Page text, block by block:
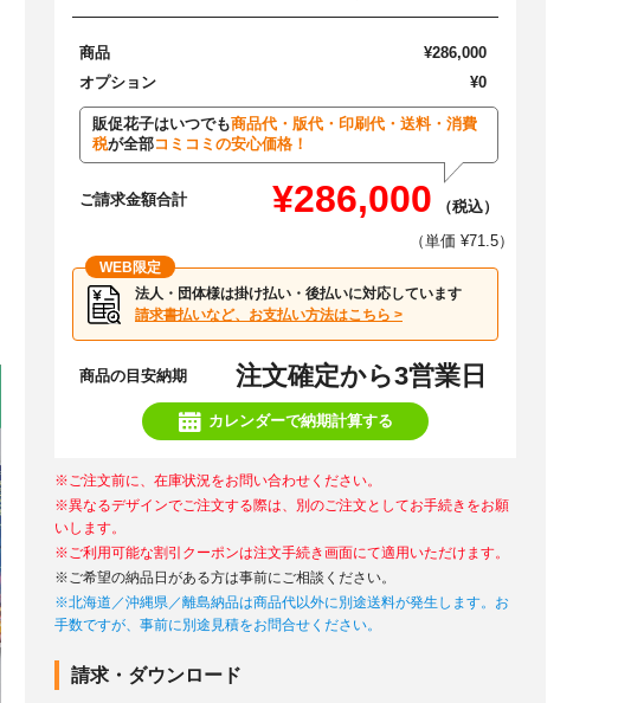
商品
¥286,000
オプション
¥0
販促花子はいつでも商品代・版代・印刷代・送料・消費
税が全部コミコミの安心価格！
ご請求金額合計 ¥286,000
（税込）
（単価 ¥71.5）
WEB限定
法人・団体様は掛け払い・後払いに対応しています
請求書払いなど、お支払い方法はこちら >
商品の目安納期 注文確定から3営業日
カレンダーで納期計算する
※ご注文前に、在庫状況をお問い合わせください。
※異なるデザインでご注文する際は、別のご注文としてお手続きをお願
いします。
※ご利用可能な割引クーポンは注文手続き画面にて適用いただけます。
※ご希望の納品日がある方は事前にご相談ください。
※北海道／沖縄県／離島納品は商品代以外に別途送料が発生します。お
手数ですが、事前に別途見積をお問合せください。
請求・ダウンロード